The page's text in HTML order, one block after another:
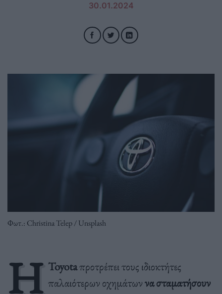
30.01.2024
Φωτ.: Christina Telep / Unsplash
Η Toyotaπροτρέπει τους ιδιοκτήτες
παλαιότερων οχημάτωννα σταματήσουν